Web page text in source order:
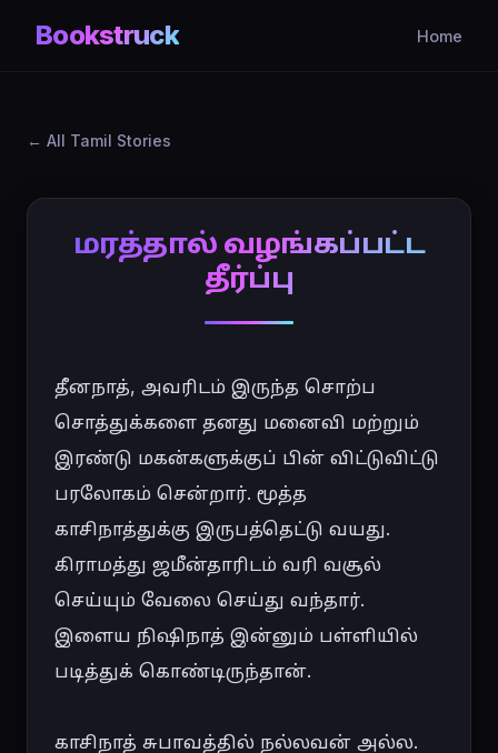
Bookstruck Home
All Tamil Stories
மரத்தால் வழங்கப்பட்ட
தீர்ப்பு
தீனநாத், அவரிடம் இருந்த சொற்ப
சொத்துக்களை தனது மனைவி மற்றும்
இரண்டு மகன்களுக்குப் பின் விட்டுவிட்டு
பரலோகம் சென்றார். மூத்த
காசிநாத்துக்கு இருபத்தெட்டு வயது.
கிராமத்து ஜமீன்தாரிடம் வரி வசூல்
செய்யும் வேலை செய்து வந்தார்.
இளைய நிஷிநாத் இன்னும் பள்ளியில்
படித்துக் கொண்டிருந்தான்.
காசிநாத் சுபாவத்தில் நல்லவன் அல்ல.